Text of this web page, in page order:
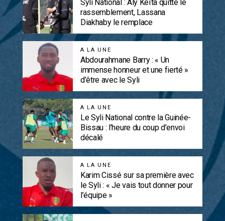
Syli National : Aly Keïta quitte le
rassemblement, Lassana
Diakhaby le remplace
A LA UNE
Abdourahmane Barry : « Un
immense honneur et une fierté »
d’être avec le Syli
A LA UNE
Le Syli National contre la Guinée-
Bissau : l’heure du coup d’envoi
décalé
A LA UNE
Karim Cissé sur sa première avec
le Syli : « Je vais tout donner pour
l’équipe »